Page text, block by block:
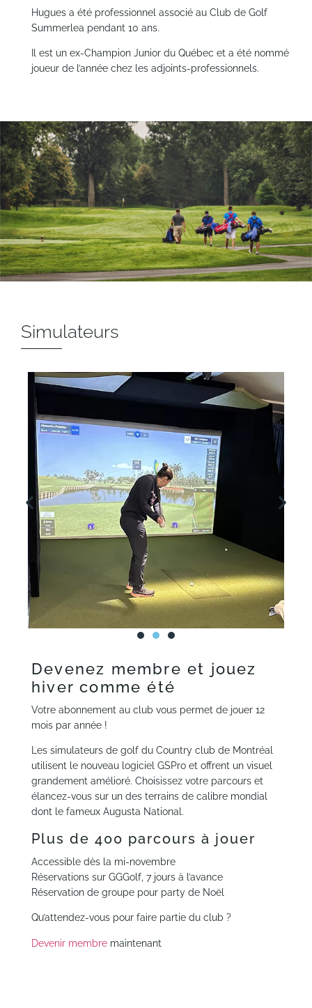
Hugues a été professionnel associé au Club de Golf
Summerlea pendant 10 ans.
Il est un ex-Champion Junior du Québec et a été nommé
joueur de l’année chez les adjoints-professionnels.
Simulateurs
Devenez membre et jouez
hiver comme été
Votre abonnement au club vous permet de jouer 12
mois par année !
Les simulateurs de golf du Country club de Montréal
utilisent le nouveau logiciel GSPro et offrent un visuel
grandement amélioré. Choisissez votre parcours et
élancez-vous sur un des terrains de calibre mondial
dont le fameux Augusta National.
Plus de 400 parcours à jouer
Accessible dès la mi-novembre
Réservations sur GGGolf, 7 jours à l’avance
Réservation de groupe pour party de Noël
Qu’attendez-vous pour faire partie du club ?
Devenir membre maintenant